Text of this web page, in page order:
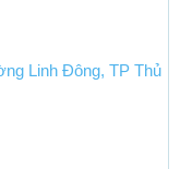
Linh Đông, TP Thủ